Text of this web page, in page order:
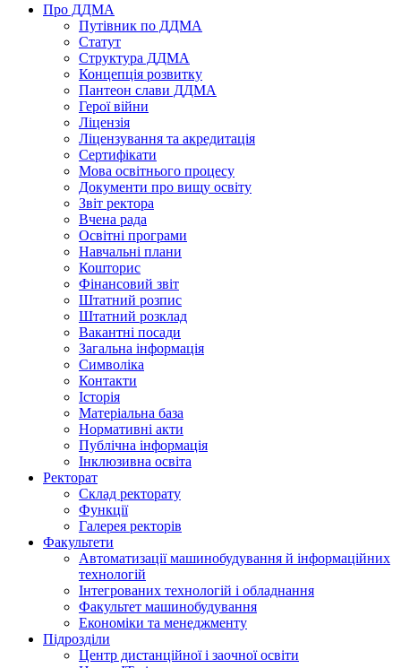
Про ДДМА
Путівник по ДДМА
Статут
Структура ДДМА
Концепція розвитку
Пантеон слави ДДМА
Герої війни
Ліцензія
Ліцензування та акредитація
Сертифікати
Мова освітнього процесу
Документи про вищу освіту
Звіт ректора
Вчена рада
Освітні програми
Навчальні плани
Кошторис
Фінансовий звіт
Штатний розпис
Штатний розклад
Вакантні посади
Загальна інформація
Символіка
Контакти
Історія
Матеріальна база
Нормативні акти
Публічна інформація
Інклюзивна освіта
Ректорат
Склад ректорату
Функції
Галерея ректорів
Факультети
Автоматизації машинобудування й інформаційних
технологій
Інтегрованих технологій і обладнання
Факультет машинобудування
Економіки та менеджменту
Підрозділи
Центр дистанційної і заочної освіти